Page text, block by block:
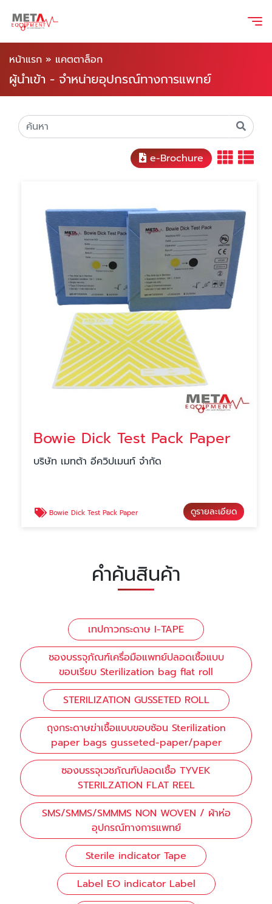
หน้าแรก » แคตตาล็อก
ผู้นำเข้า - จำหน่ายอุปกรณ์ทางการแพทย์
e-Brochure
Bowie Dick Test Pack Paper
บริษัท เมทต้า อีควิปเมนท์ จำกัด
Bowie Dick Test Pack Paper ดูรายละเอียด
คำค้นสินค้า
เทปกาวกระดาษ I-TAPE
ซองบรรจุภัณฑ์เครื่อมือแพทย์ปลอดเชื้อแบบ
ขอบเรียบ Sterilization bag flat roll
STERILIZATION GUSSETED ROLL
ถุงกระดาษฆ่าเชื้อแบบขอบซ้อน Sterilization
paper bags gusseted-paper/paper
ซองบรรจุเวชภัณฑ์ปลอดเชื้อ TYVEK
STERILZATION FLAT REEL
SMS/SMMS/SMMMS NON WOVEN / ผ้าห่อ
อุปกรณ์ทางการแพทย์
Sterile indicator Tape
Label EO indicator Label